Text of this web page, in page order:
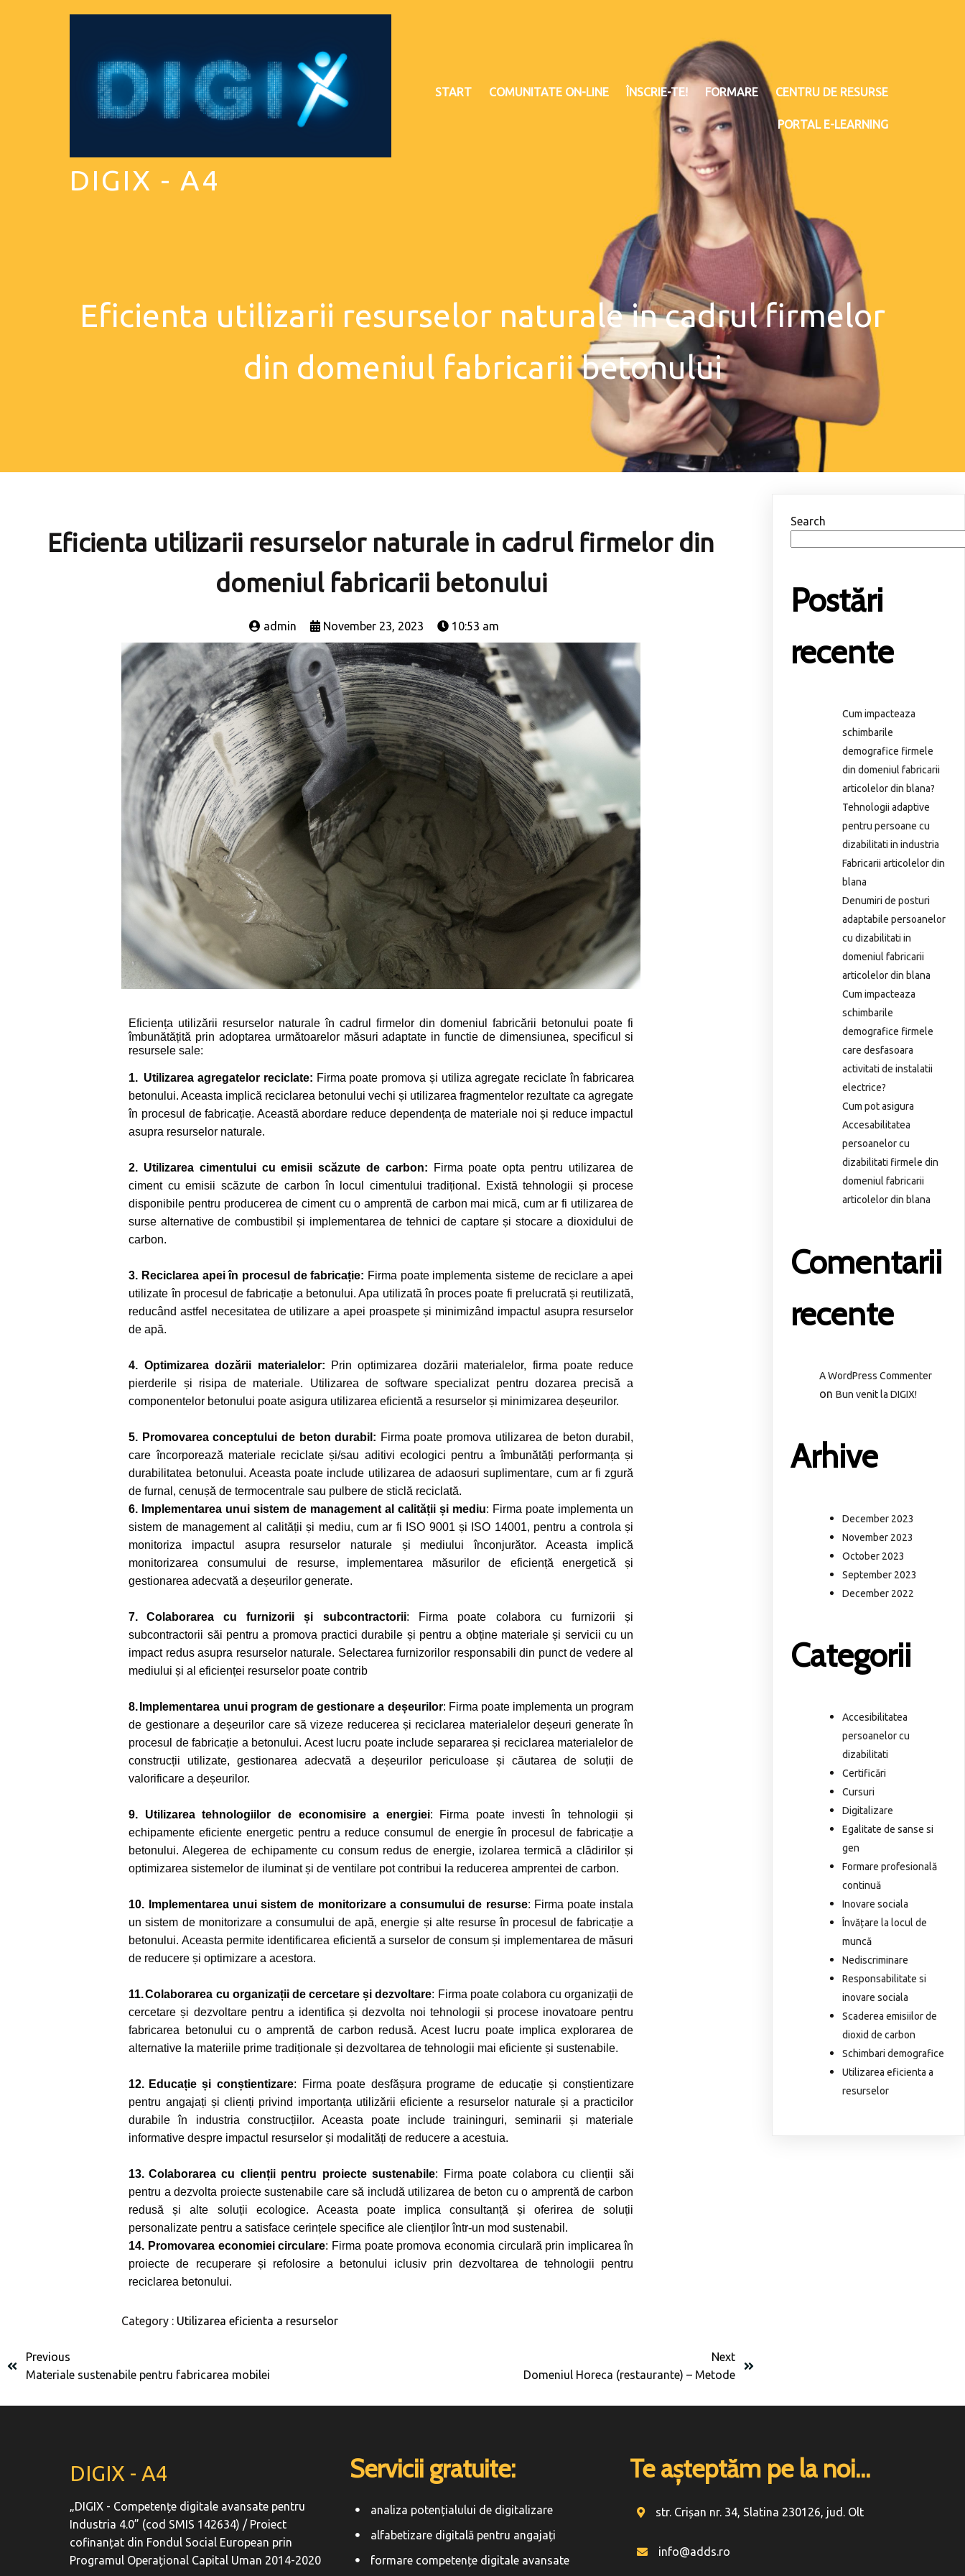
DIGIX - A4
START COMUNITATE ON-LINE ÎNSCRIE-TE! FORMARE CENTRU DE RESURSE
PORTAL E-LEARNING
Eficienta utilizarii resurselor naturale in cadrul firmelor
din domeniul fabricarii betonului
Eficienta utilizarii resurselor naturale in cadrul firmelor din
domeniul fabricarii betonului
admin November 23, 2023 10:53 am
Eficiența utilizării resurselor naturale în cadrul firmelor din domeniul fabricării betonului poate fi
îmbunătățită prin adoptarea următoarelor măsuri adaptate in functie de dimensiunea, specificul si
resursele sale:
1. Utilizarea agregatelor reciclate: Firma poate promova și utiliza agregate reciclate în fabricarea
betonului. Aceasta implică reciclarea betonului vechi și utilizarea fragmentelor rezultate ca agregate
în procesul de fabricație. Această abordare reduce dependența de materiale noi și reduce impactul
asupra resurselor naturale.
2. Utilizarea cimentului cu emisii scăzute de carbon:
Firma poate opta pentru utilizarea de
ciment cu emisii scăzute de carbon în locul cimentului tradițional. Există tehnologii și procese
disponibile pentru producerea de ciment cu o amprentă de carbon mai mică, cum ar fi utilizarea de
surse alternative de combustibil și implementarea de tehnici de captare și stocare a dioxidului de
carbon.
3. Reciclarea apei în procesul de fabricație: Firma poate implementa sisteme de reciclare a apei
utilizate în procesul de fabricație a betonului. Apa utilizată în proces poate fi prelucrată și reutilizată,
reducând astfel necesitatea de utilizare a apei proaspete și minimizând impactul asupra resurselor
de apă.
4. Optimizarea dozării materialelor:
Prin optimizarea dozării materialelor, firma poate reduce
pierderile și risipa de materiale. Utilizarea de software specializat pentru dozarea precisă a
componentelor betonului poate asigura utilizarea eficientă a resurselor și minimizarea deșeurilor.
5. Promovarea conceptului de beton durabil: Firma poate promova utilizarea de beton durabil,
care încorporează materiale reciclate și/sau aditivi ecologici pentru a îmbunătăți performanța și
durabilitatea betonului. Aceasta poate include utilizarea de adaosuri suplimentare, cum ar fi zgură
de furnal, cenușă de termocentrale sau pulbere de sticlă reciclată.
6. Implementarea unui sistem de management al calității și mediu: Firma poate implementa un
sistem de management al calității și mediu, cum ar fi ISO 9001 și ISO 14001, pentru a controla și
monitoriza impactul asupra resurselor naturale și mediului înconjurător. Aceasta implică
monitorizarea consumului de resurse, implementarea măsurilor de eficiență energetică și
gestionarea adecvată a deșeurilor generate.
7. Colaborarea cu furnizorii și subcontractorii: Firma poate colabora cu furnizorii și
subcontractorii săi pentru a promova practici durabile și pentru a obține materiale și servicii cu un
impact redus asupra resurselor naturale. Selectarea furnizorilor responsabili din punct de vedere al
mediului și al eficienței resurselor poate contrib
8. Implementarea unui program de gestionare a deșeurilor: Firma poate implementa un program
de gestionare a deșeurilor care să vizeze reducerea și reciclarea materialelor deșeuri generate în
procesul de fabricație a betonului. Acest lucru poate include separarea și reciclarea materialelor de
construcții utilizate, gestionarea adecvată a deșeurilor periculoase și căutarea de soluții de
valorificare a deșeurilor.
9. Utilizarea tehnologiilor de economisire a energiei: Firma poate investi în tehnologii și
echipamente eficiente energetic pentru a reduce consumul de energie în procesul de fabricație a
betonului. Alegerea de echipamente cu consum redus de energie, izolarea termică a clădirilor și
optimizarea sistemelor de iluminat și de ventilare pot contribui la reducerea amprentei de carbon.
10. Implementarea unui sistem de monitorizare a consumului de resurse: Firma poate instala
un sistem de monitorizare a consumului de apă, energie și alte resurse în procesul de fabricație a
betonului. Aceasta permite identificarea eficientă a surselor de consum și implementarea de măsuri
de reducere și optimizare a acestora.
11.Colaborarea cu organizații de cercetare și dezvoltare: Firma poate colabora cu organizații de
cercetare și dezvoltare pentru a identifica și dezvolta noi tehnologii și procese inovatoare pentru
fabricarea betonului cu o amprentă de carbon redusă. Acest lucru poate implica explorarea de
alternative la materiile prime tradiționale și dezvoltarea de tehnologii mai eficiente și sustenabile.
12. Educație și conștientizare: Firma poate desfășura programe de educație și conștientizare
pentru angajați și clienți privind importanța utilizării eficiente a resurselor naturale și a practicilor
durabile în industria construcțiilor. Aceasta poate include traininguri, seminarii și materiale
informative despre impactul resurselor și modalități de reducere a acestuia.
13. Colaborarea cu clienții pentru proiecte sustenabile: Firma poate colabora cu clienții săi
pentru a dezvolta proiecte sustenabile care să includă utilizarea de beton cu o amprentă de carbon
redusă și alte soluții ecologice. Aceasta poate implica consultanță și oferirea de soluții
personalizate pentru a satisface cerințele specifice ale clienților într-un mod sustenabil.
14. Promovarea economiei circulare: Firma poate promova economia circulară prin implicarea în
proiecte de recuperare și refolosire a betonului iclusiv prin dezvoltarea de tehnologii pentru
reciclarea betonului.
Category : Utilizarea eficienta a resurselor
Previous
Materiale sustenabile pentru fabricarea mobilei
Next
Domeniul Horeca (restaurante) – Metode
Search
Postări
recente
Cum impacteaza
schimbarile
demografice firmele
din domeniul fabricarii
articolelor din blana?
Tehnologii adaptive
pentru persoane cu
dizabilitati in industria
Fabricarii articolelor din
blana
Denumiri de posturi
adaptabile persoanelor
cu dizabilitati in
domeniul fabricarii
articolelor din blana
Cum impacteaza
schimbarile
demografice firmele
care desfasoara
activitati de instalatii
electrice?
Cum pot asigura
Accesabilitatea
persoanelor cu
dizabilitati firmele din
domeniul fabricarii
articolelor din blana
Comentarii
recente
A WordPress Commenter
onBun venit la DIGIX!
Arhive
December 2023
November 2023
October 2023
September 2023
December 2022
Categorii
Accesibilitatea
persoanelor cu
dizabilitati
Certificări
Cursuri
Digitalizare
Egalitate de sanse si
gen
Formare profesională
continuă
Inovare sociala
Învățare la locul de
muncă
Nediscriminare
Responsabilitate si
inovare sociala
Scaderea emisiilor de
dioxid de carbon
Schimbari demografice
Utilizarea eficienta a
resurselor
DIGIX - A4
„DIGIX - Competențe digitale avansate pentru
Industria 4.0” (cod SMIS 142634) / Proiect
cofinanțat din Fondul Social European prin
Programul Operațional Capital Uman 2014-2020
Servicii gratuite:
analiza potențialului de digitalizare
alfabetizare digitală pentru angajați
formare competențe digitale avansate
Te așteptăm pe la noi...
str. Crișan nr. 34, Slatina 230126, jud. Olt
info@adds.ro